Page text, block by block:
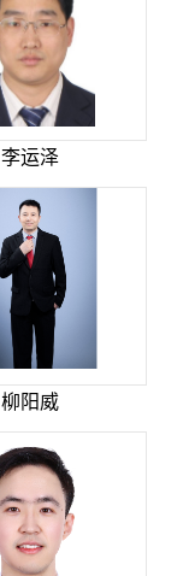
李运泽
柳阳威